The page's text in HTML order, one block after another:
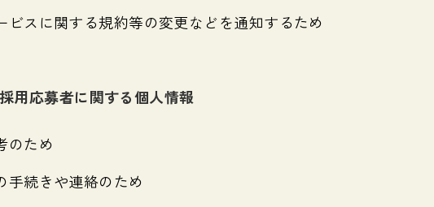
ビスに関する規約等の変更などを通知するため
用応募者に関する個人情報
のため
手続きや連絡のため